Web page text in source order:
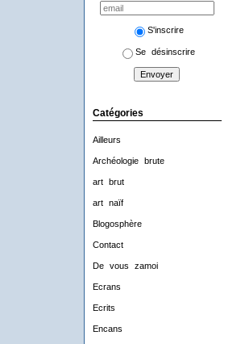
S'inscrire
Se désinscrire
Catégories
Ailleurs
Archéologie brute
art brut
art naïf
Blogosphère
Contact
De vous zamoi
Ecrans
Ecrits
Encans